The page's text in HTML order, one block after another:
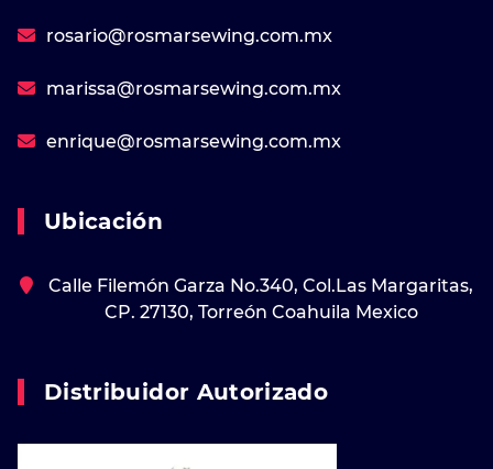
rosario@rosmarsewing.com.mx
marissa@rosmarsewing.com.mx
enrique@rosmarsewing.com.mx
Ubicación
Calle Filemón Garza No.340, Col.Las Margaritas,
CP. 27130, Torreón Coahuila Mexico
Distribuidor Autorizado